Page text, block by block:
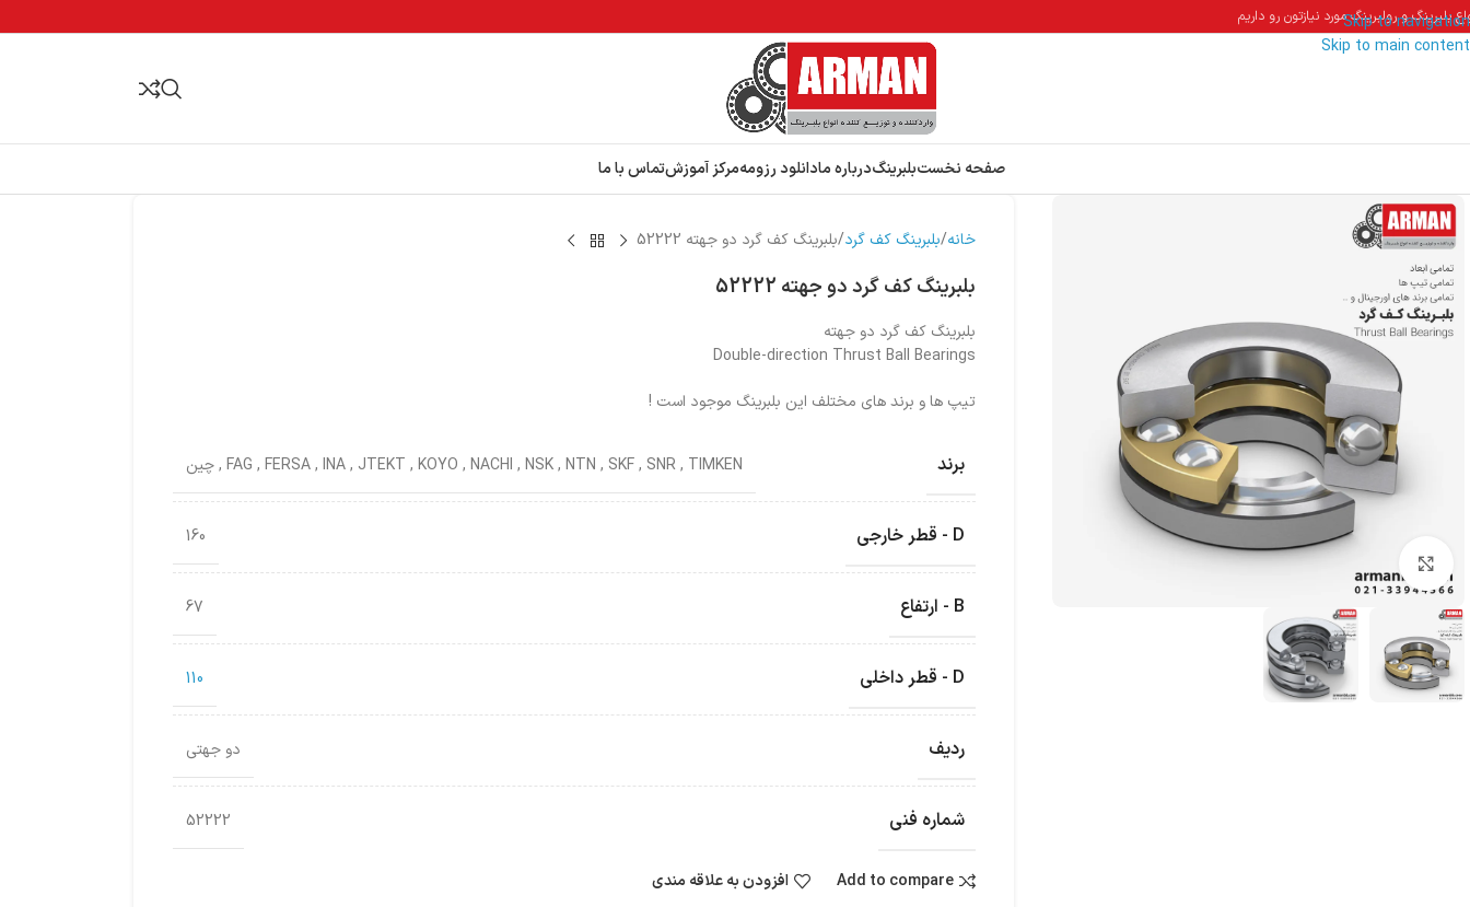
Skip to navigation
Skip to main content
بلبرینگ و رولبرینگ مورد نیازتون رو داریم
صفحه نخستبلبرینگدرباره مادانلود رزومهمرکز آموزشتماس با ما
بزرگنمایی تصویر
خانه بلبرینگ کف گرد بلبرینگ کف گرد دو جهته 52222
بلبرینگ کف گرد دو جهته 52222
بلبرینگ کف گرد دو جهته
Double-direction Thrust Ball Bearings
تیپ ها و برند های مختلف این بلبرینگ موجود است !
برند FAG , FERSA , INA , JTEKT , KOYO , NACHI , NSK , NTN , SKF , SNR , TIMKEN
,چین
D - قطر خارجی 160
B - ارتفاع 67
D - قطر داخلی 110
ردیف دو جهتی
شماره فنی 52222
Add to compare افزودن به علاقه مندی